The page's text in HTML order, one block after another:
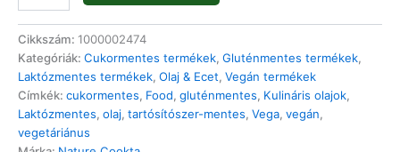
Cikkszám: 1000002474
Kategóriák: Cukormentes termékek, Gluténmentes termékek,
Laktózmentes termékek, Olaj & Ecet, Vegán termékek
Címkék: cukormentes, Food, gluténmentes, Kulináris olajok,
Laktózmentes, olaj, tartósítószer-mentes, Vega, vegán,
vegetáriánus